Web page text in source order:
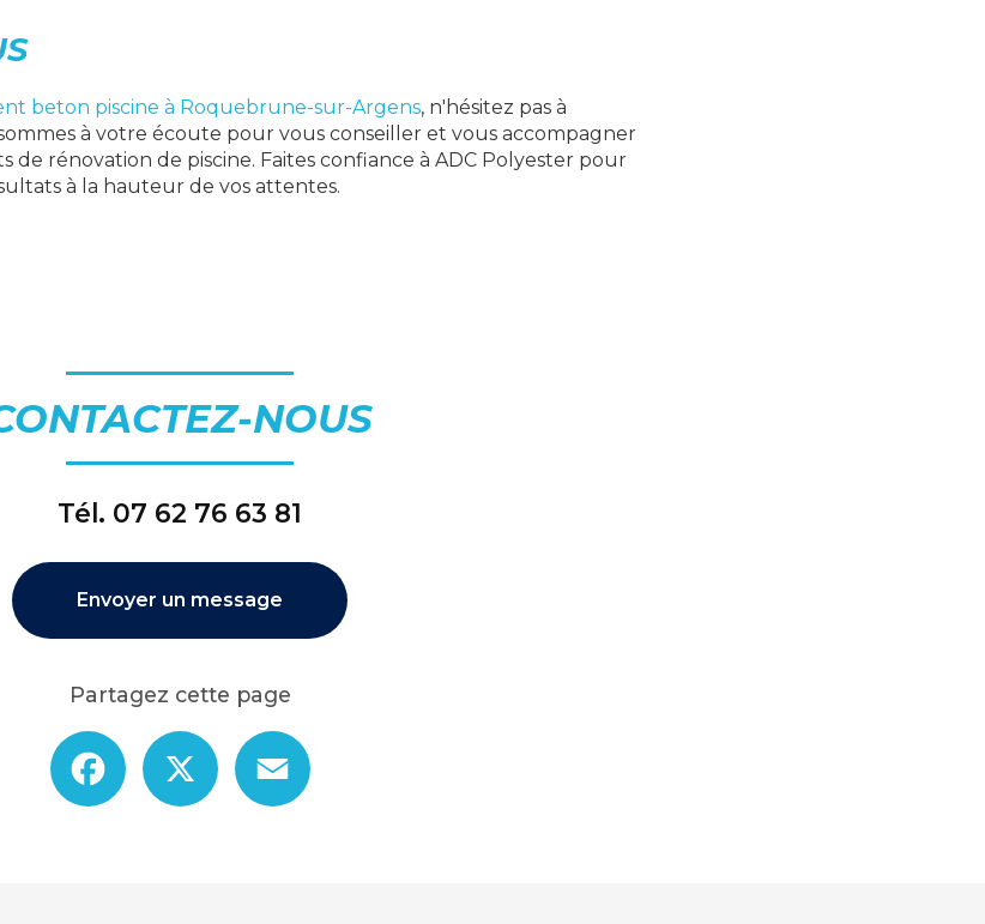
beton piscine à Roquebrune-sur-Argens, n'hésitez pas à
à votre écoute pour vous conseiller et vous accompagner
de rénovation de piscine. Faites confiance à ADC Polyester pour
à la hauteur de vos attentes.
NOUS
Tél. 07 62 76 63 81
Envoyer un message
Partagez cette page
Facebook